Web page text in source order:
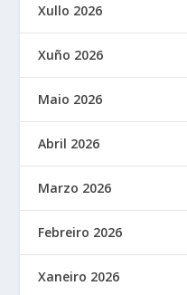
Xullo 2026
Xuño 2026
Maio 2026
Abril 2026
Marzo 2026
Febreiro 2026
Xaneiro 2026